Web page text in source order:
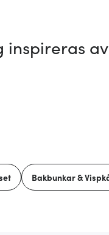
inspireras
Bakbunkar &